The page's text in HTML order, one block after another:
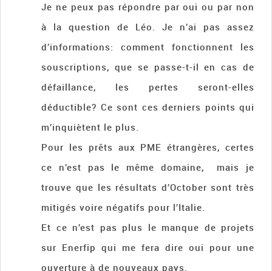
Je ne peux pas répondre par oui ou par non
à la question de Léo. Je n’ai pas assez
d’informations: comment fonctionnent les
souscriptions, que se passe-t-il en cas de
défaillance, les pertes seront-elles
déductible? Ce sont ces derniers points qui
m’inquiètent le plus.
Pour les prêts aux PME étrangères, certes
ce n’est pas le même domaine, mais je
trouve que les résultats d’October sont très
mitigés voire négatifs pour l’Italie.
Et ce n’est pas plus le manque de projets
sur Enerfip qui me fera dire oui pour une
ouverture à de nouveaux pays.